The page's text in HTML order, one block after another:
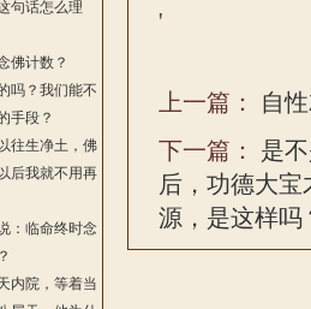
句话怎么理
佛计数？
吗？我们能不
手段？
往生净土，佛
后我就不用再
：临命终时念
内院，等着当
'
上一篇： 自
下一篇： 是
后，功德大
源，是这样吗